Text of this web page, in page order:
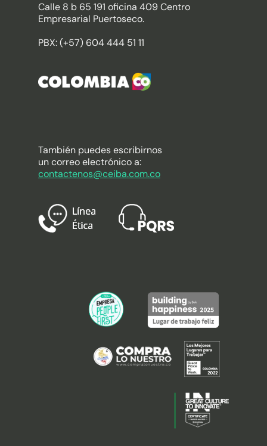
Calle 8 b 65 191 oficina 409 Centro
Empresarial Puertoseco.
PBX: (+57) 604 444 51 11
También puedes escribirnos
un correo electrónico a:
contactenos@ceiba.com.co